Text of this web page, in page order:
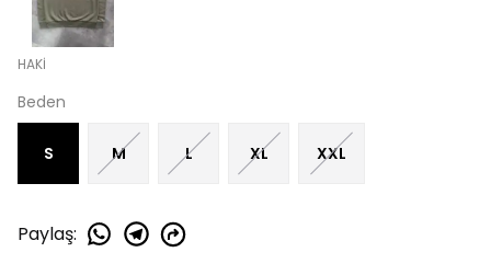
HAKİ
Beden
S M L XL XXL
Paylaş: